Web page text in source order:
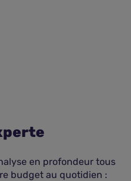
en profondeur tous
budget au quotidien :